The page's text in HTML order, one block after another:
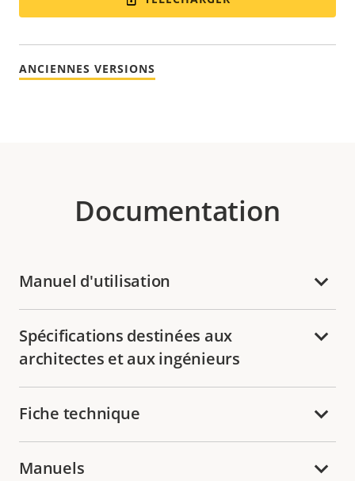
ANCIENNES VERSIONS
Documentation
Manuel d'utilisation
Spécifications destinées aux
architectes et aux ingénieurs
Fiche technique
Manuels